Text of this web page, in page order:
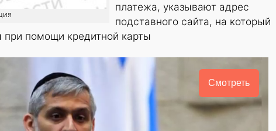
платежа, указывают адрес
подставного сайта, на который
при помощи кредитной карты
Смотреть